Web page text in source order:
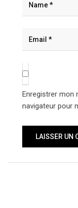
Enregistrer mon
navigateur pour